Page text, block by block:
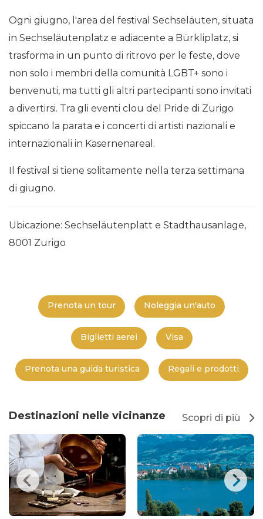
Ogni giugno, l'area del festival Sechseläuten, situata
in Sechseläutenplatz e adiacente a Bürkliplatz, si
trasforma in un punto di ritrovo per le feste, dove
non solo i membri della comunità LGBT+ sono i
benvenuti, ma tutti gli altri partecipanti sono invitati
a divertirsi. Tra gli eventi clou del Pride di Zurigo
spiccano la parata e i concerti di artisti nazionali e
internazionali in Kasernenareal.
Il festival si tiene solitamente nella terza settimana
di giugno.
Ubicazione: Sechseläutenplatt e Stadthausanlage,
8001 Zurigo
Prenota un tour Noleggia un'auto
Biglietti aerei Visa
Prenota una guida turistica Regali e prodotti
Destinazioni nelle vicinanze Scopri di più